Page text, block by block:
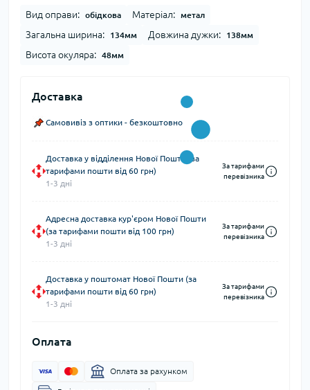
Вид оправи: обідкова Матеріал: метал
Загальна ширина: 134мм Довжина дужки: 138мм
Висота окуляра: 48мм
Доставка
Самовивіз з оптики - безкоштовно
Доставка у відділення Нової Пошти (за
тарифами пошти від 60 грн)
1-3 дні
За тарифами
перевізника
Адресна доставка кур'єром Нової Пошти
(за тарифами пошти від 100 грн)
1-3 дні
За тарифами
перевізника
Доставка у поштомат Нової Пошти (за
тарифами пошти від 60 грн)
1-3 дні
За тарифами
перевізника
Оплата
Оплата за рахунком